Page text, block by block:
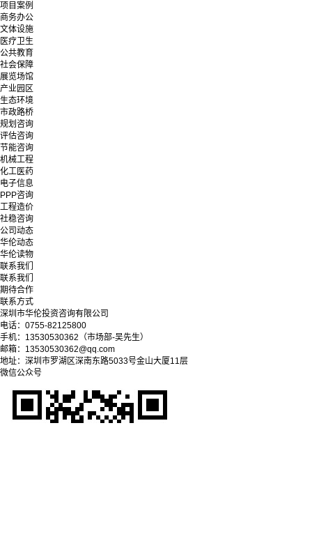
项目案例
商务办公
文体设施
医疗卫生
公共教育
社会保障
展览场馆
产业园区
生态环境
市政路桥
规划咨询
评估咨询
节能咨询
机械工程
化工医药
电子信息
PPP咨询
工程造价
社稳咨询
公司动态
华伦动态
华伦读物
联系我们
联系我们
期待合作
联系方式
深圳市华伦投资咨询有限公司
电话：0755-82125800
手机：13530530362（市场部-吴先生）
邮箱：13530530362@qq.com
地址：深圳市罗湖区深南东路5033号金山大厦11层
微信公众号